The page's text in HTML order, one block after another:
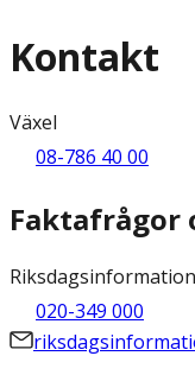
Kontakt
Växel
08-786 40 00
Faktafrågor
Riksdagsinformation
020-349 000